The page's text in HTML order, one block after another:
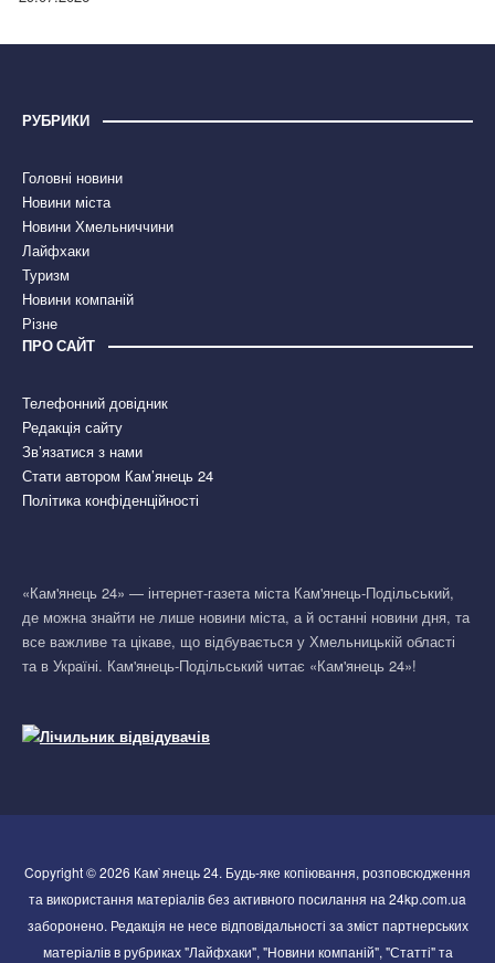
РУБРИКИ
Головні новини
Новини міста
Новини Хмельниччини
Лайфхаки
Туризм
Новини компаній
Різне
ПРО САЙТ
Телефонний довідник
Редакція сайту
Зв’язатися з нами
Стати автором Кам’янець 24
Політика конфіденційності
«Кам'янець 24» — інтернет-газета міста Кам'янець-Подільський,
де можна знайти не лише новини міста, а й останні новини дня, та
все важливе та цікаве, що відбувається у Хмельницькій області
та в Україні. Кам'янець-Подільський читає «Кам'янець 24»!
Copyright © 2026 Кам`янець 24. Будь-яке копіювання, розповсюдження
та використання матеріалів без активного посилання на 24kp.com.ua
заборонено. Редакція не несе відповідальності за зміст партнерських
матеріалів в рубриках "Лайфхаки", "Новини компаній", "Статті" та